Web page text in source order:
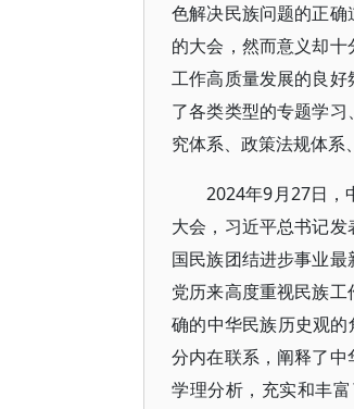
色解决民族问题的正
的大会，然而意义却
工作高质量发展的良
了各类类型的专题学
究体系、政策法规体系
2024年9月27日，
大会，习近平总书记
国民族团结进步事业
党历来高度重视民族
确的中华民族历史观
分内在联系，阐释了
学理分析，充实和丰